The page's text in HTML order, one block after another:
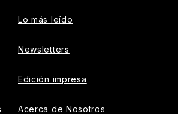
Lo más leído
Newsletters
Edición impresa
Acerca de Nosotros